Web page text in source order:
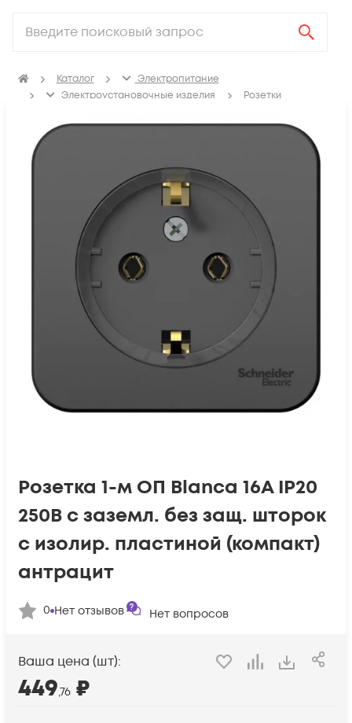
Каталог
Электропитание
Электроустановочные изделия
Розетки
Розетка 1-м ОП Blanca 16А IP20
250В с заземл. без защ. шторок
с изолир. пластиной (компакт)
антрацит
0 Нет отзывов Нет вопросов
Ваша цена (шт):
449,76 ₽